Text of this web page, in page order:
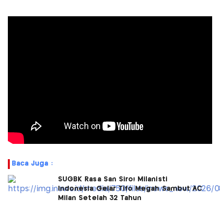
Baca Juga :
SUGBK Rasa San Siro! Milanisti
Indonesia Gelar Tifo Megah Sambut AC
Milan Setelah 32 Tahun